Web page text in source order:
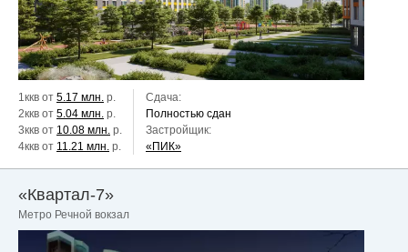
1ккв от 5.17 млн. р.
2ккв от 5.04 млн. р.
3ккв от 10.08 млн. р.
4ккв от 11.21 млн. р.
Сдача:
Полностью сдан
Застройщик:
«ПИК»
«Квартал-7»
Метро Речной вокзал